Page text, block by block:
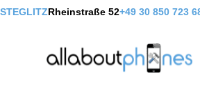
STEGLITZRheinstraße 52+49 30 850 723